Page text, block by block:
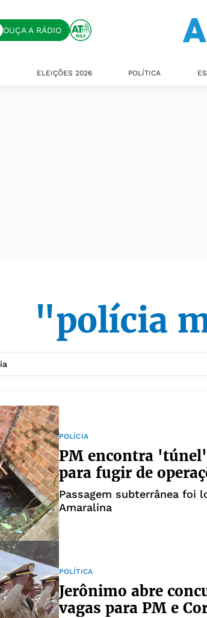
OUÇA A RÁDIO
ELEIÇÕES 2026 POLÍTICA
"polícia
POLÍCIA
PM encontra
para fugir de
Passagem subterrânea foi
Amaralina
POLÍTICA
Jerônimo abre
vagas para PM e